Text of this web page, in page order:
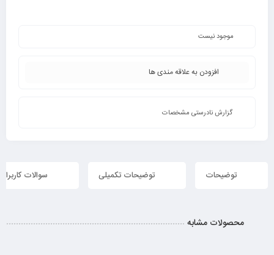
موجود نیست
افزودن به علاقه مندی ها
گزارش نادرستی مشخصات
توضیحات توضیحات تکمیلی سوالات کاربران
محصولات مشابه